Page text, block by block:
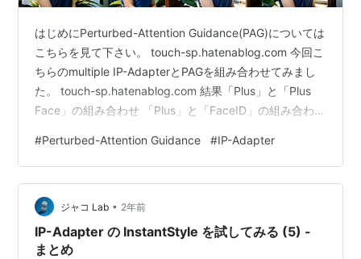
はじめにPerturbed-Attention Guidance(PAG)については
こちらを見て下さい。 touch-sp.hatenablog.com 今回こ
ちらのmultiple IP-AdapterとPAGを組み合わせてみまし
た。 touch-sp.hatenablog.com 結果「Plus」と「Plus
Face」の組み合わせ 「Plus」と「FaceID」の組み合わせ
から PAGなし pag_applied_layers=["mid"]
pag_applied_layers=["down.block_2"] p…
#Perturbed-Attention Guidance #IP-Adapter
ジャコ Lab • 2年前
IP-Adapter の InstantStyle を試してみる (5) -
まとめ